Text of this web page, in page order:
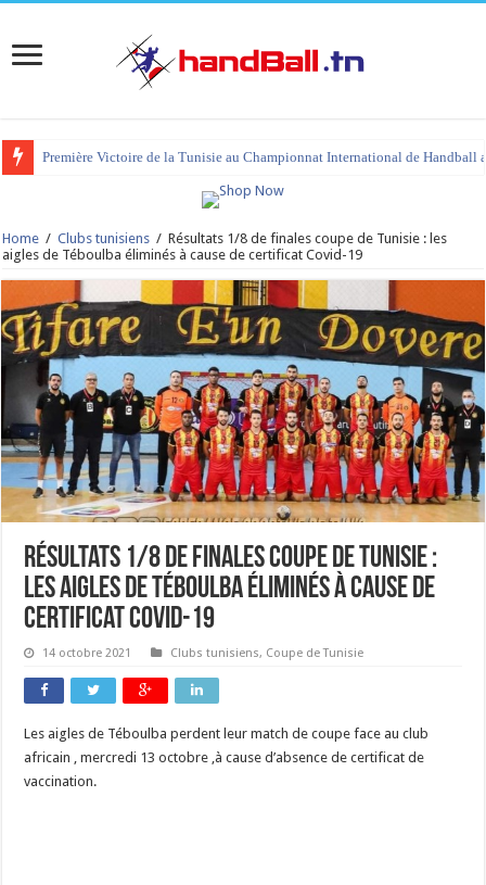
Première Victoire de la Tunisie au Championnat International de Handball
Home / Clubs tunisiens / Résultats 1/8 de finales coupe de Tunisie : les
aigles de Téboulba éliminés à cause de certificat Covid-19
Résultats 1/8 de finales coupe de Tunisie :
les aigles de Téboulba éliminés à cause de
certificat Covid-19
14 octobre 2021 Clubs tunisiens, Coupe de Tunisie
Les aigles de Téboulba perdent leur match de coupe face au club
africain , mercredi 13 octobre ,à cause d’absence de certificat de
vaccination.